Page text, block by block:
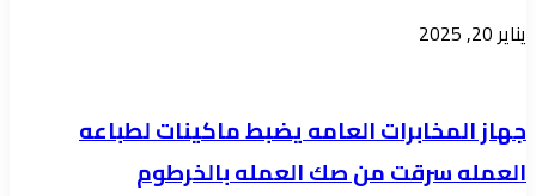
السودانيه
يناير 20, 2025
جهاز المخابرات العامه يضبط ماكينات لطباعه
العمله سرقت من صك العمله بالخرطوم